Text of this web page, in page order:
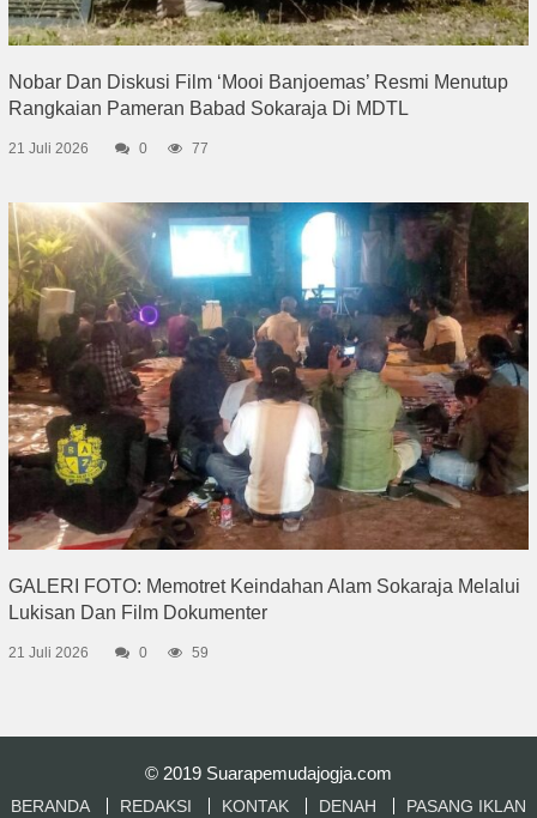
Nobar Dan Diskusi Film ‘Mooi Banjoemas’ Resmi Menutup
Rangkaian Pameran Babad Sokaraja Di MDTL
21 Juli 2026 0 77
GALERI FOTO: Memotret Keindahan Alam Sokaraja Melalui
Lukisan Dan Film Dokumenter
21 Juli 2026 0 59
© 2019 Suarapemudajogja.com
BERANDA REDAKSI KONTAK DENAH PASANG IKLAN